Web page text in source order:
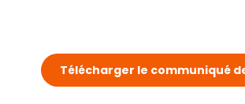
Télécharger le communiqué